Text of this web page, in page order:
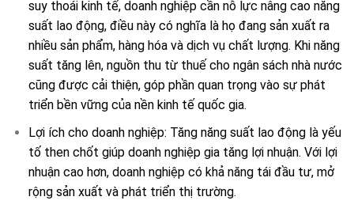
suy thoái kinh tế, doanh nghiệp cần nỗ lực nâng cao năng
suất lao động, điều này có nghĩa là họ đang sản xuất ra
nhiều sản phẩm, hàng hóa và dịch vụ chất lượng. Khi năng
suất tăng lên, nguồn thu từ thuế cho ngân sách nhà nước
cũng được cải thiện, góp phần quan trọng vào sự phát
triển bền vững của nền kinh tế quốc gia.
Lợi ích cho doanh nghiệp: Tăng năng suất lao động là yếu
tố then chốt giúp doanh nghiệp gia tăng lợi nhuận. Với lợi
nhuận cao hơn, doanh nghiệp có khả năng tái đầu tư, mở
rộng sản xuất và phát triển thị trường.